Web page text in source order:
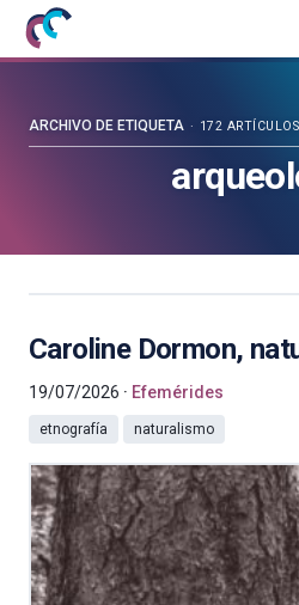
Mujeres
con
blog
ARCHIVO DE ETIQUETA 172 ARTÍCULOS
Caroline Dormon,
19/07/2026 Efemérides
etnografía naturalismo